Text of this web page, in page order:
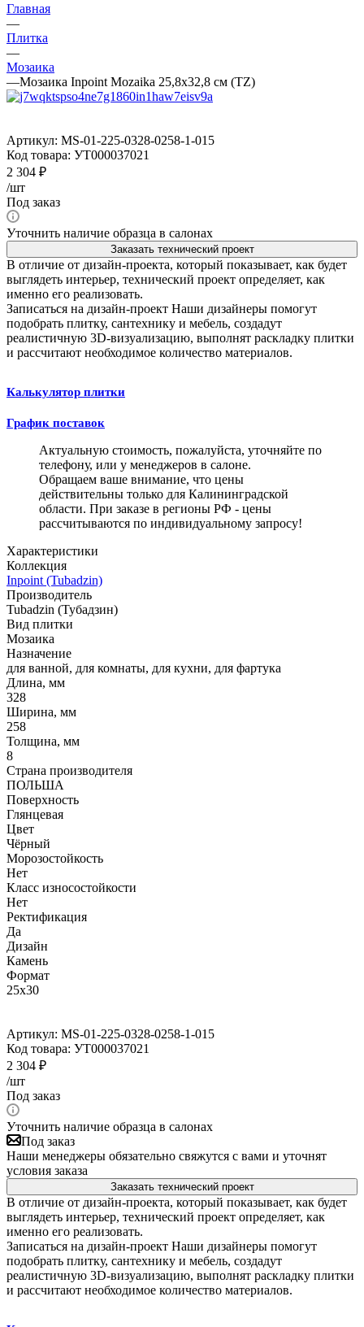
Главная
—
Плитка
—
Мозаика
—Мозаика Inpoint Mozaika 25,8x32,8 см (TZ)
Артикул: MS-01-225-0328-0258-1-015
Код товара: УТ000037021
2 304 ₽
/шт
Под заказ
Уточнить наличие образца в салонах
Заказать технический проект
В отличие от дизайн-проекта, который показывает, как будет
выглядеть интерьер, технический проект определяет, как
именно его реализовать.
Записаться на дизайн-проект Наши дизайнеры помогут
подобрать плитку, сантехнику и мебель, создадут
реалистичную 3D-визуализацию, выполнят раскладку плитки
и рассчитают необходимое количество материалов.
Калькулятор плитки
График поставок
Актуальную стоимость, пожалуйста, уточняйте по
телефону, или у менеджеров в салоне.
Обращаем ваше внимание, что цены
действительны только для Калининградской
области. При заказе в регионы РФ - цены
рассчитываются по индивидуальному запросу!
Характеристики
Коллекция
Inpoint (Tubadzin)
Производитель
Tubadzin (Тубадзин)
Вид плитки
Мозаика
Назначение
для ванной, для комнаты, для кухни, для фартука
Длина, мм
328
Ширина, мм
258
Толщина, мм
8
Страна производителя
ПОЛЬША
Поверхность
Глянцевая
Цвет
Чёрный
Морозостойкость
Нет
Класс износостойкости
Нет
Ректификация
Да
Дизайн
Камень
Формат
25х30
Артикул: MS-01-225-0328-0258-1-015
Код товара: УТ000037021
2 304 ₽
/шт
Под заказ
Уточнить наличие образца в салонах
Под заказ
Наши менеджеры обязательно свяжутся с вами и уточнят
условия заказа
Заказать технический проект
В отличие от дизайн-проекта, который показывает, как будет
выглядеть интерьер, технический проект определяет, как
именно его реализовать.
Записаться на дизайн-проект Наши дизайнеры помогут
подобрать плитку, сантехнику и мебель, создадут
реалистичную 3D-визуализацию, выполнят раскладку плитки
и рассчитают необходимое количество материалов.